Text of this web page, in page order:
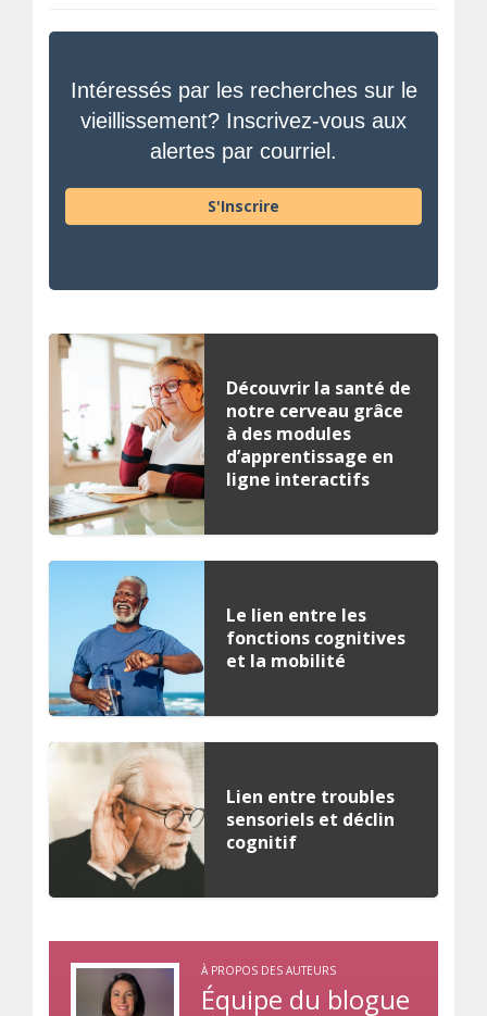
Intéressés par les recherches sur le
vieillissement? Inscrivez-vous aux
alertes par courriel.
S'Inscrire
Découvrir la santé de
notre cerveau grâce
à des modules
d’apprentissage en
ligne interactifs
Le lien entre les
fonctions cognitives
et la mobilité
Lien entre troubles
sensoriels et déclin
cognitif
À PROPOS DES AUTEURS
Équipe du blogue